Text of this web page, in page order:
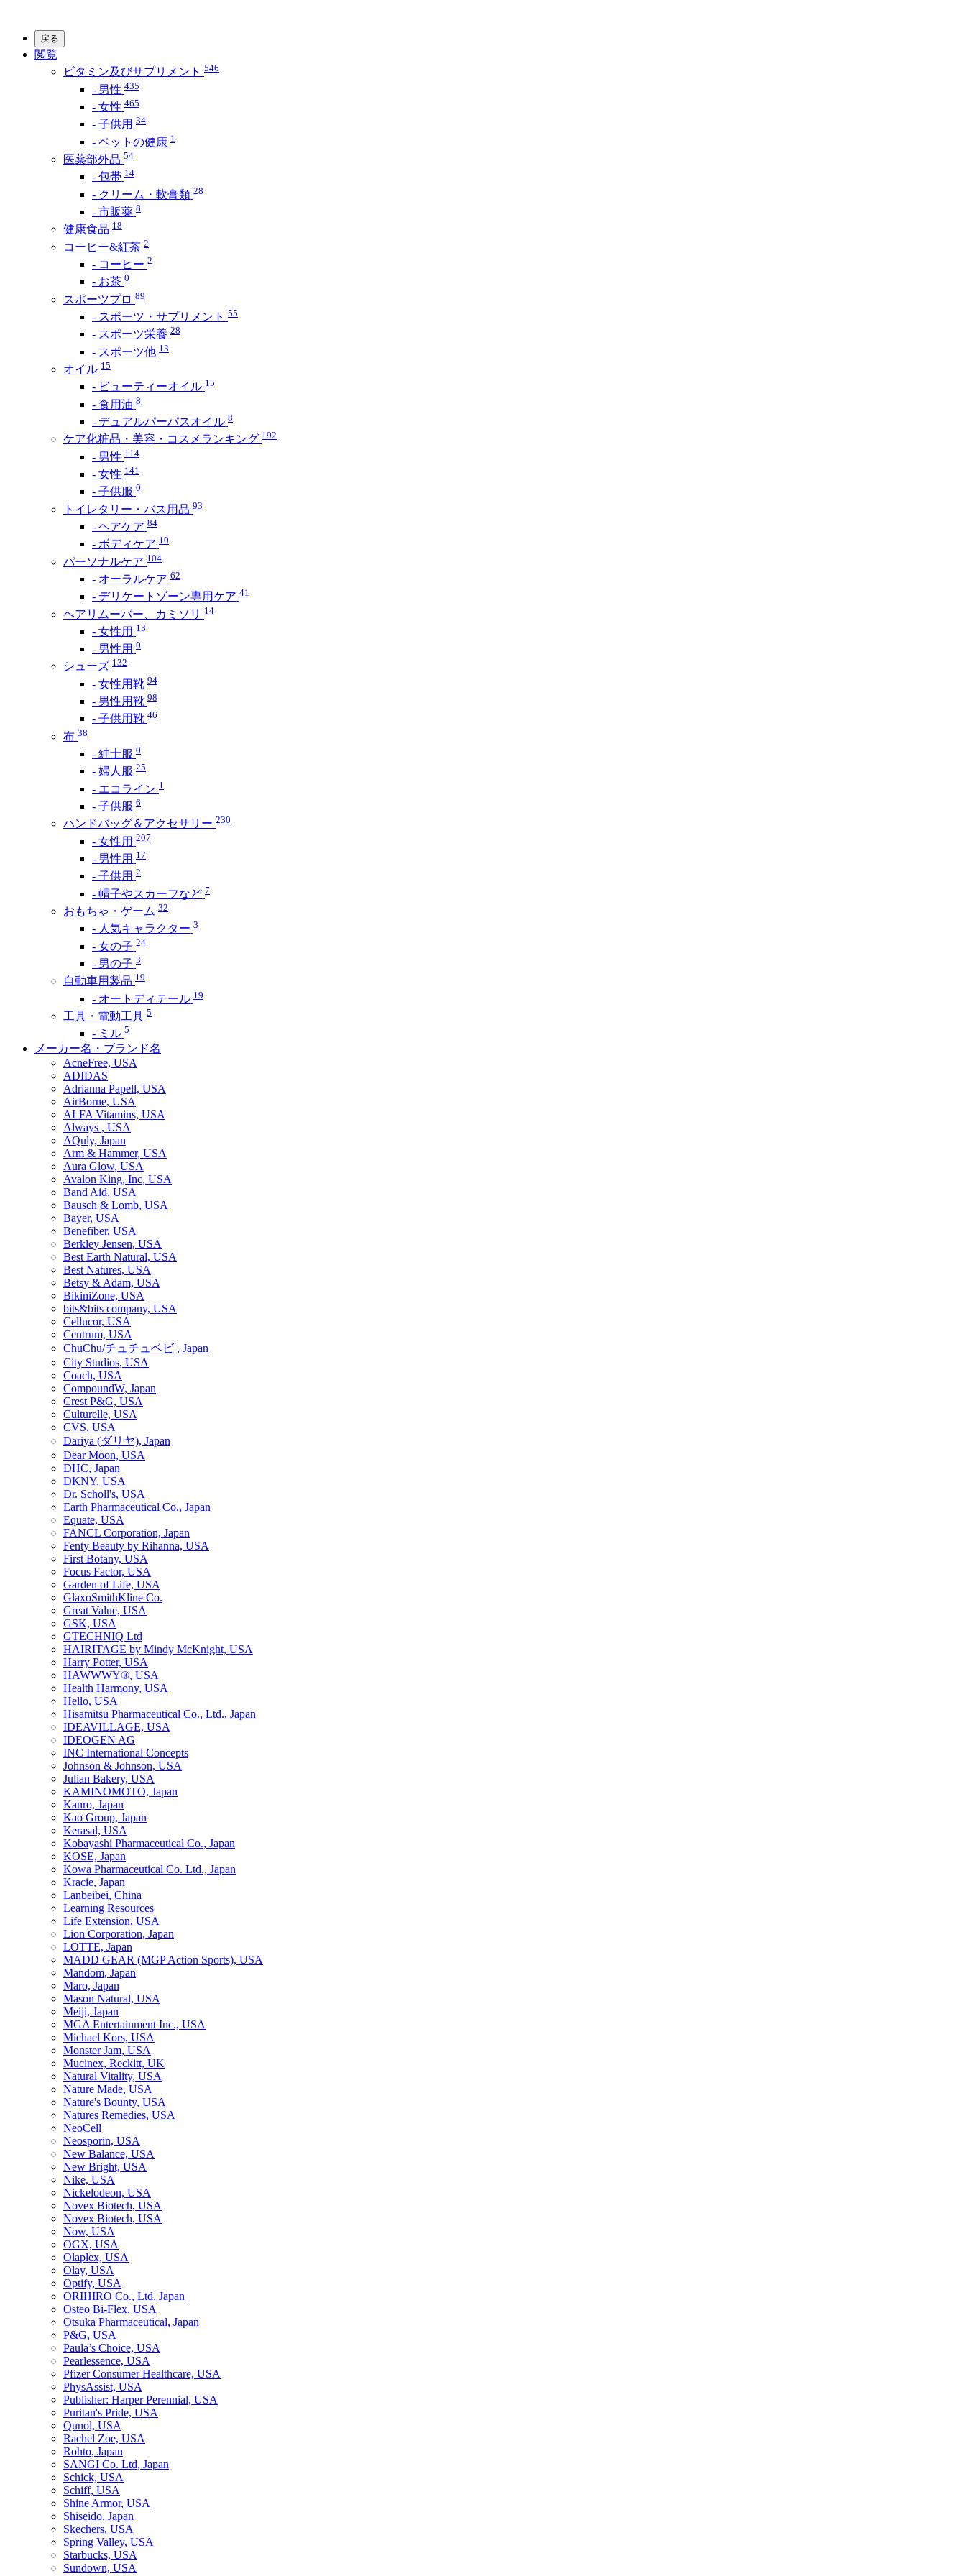
戻る
閲覧
ビタミン及びサプリメント 546
- 男性 435
- 女性 465
- 子供用 34
- ペットの健康 1
医薬部外品 54
- 包帯 14
- クリーム・軟膏類 28
- 市販薬 8
健康食品 18
コーヒー&紅茶 2
- コーヒー 2
- お茶 0
スポーツプロ 89
- スポーツ・サプリメント 55
- スポーツ栄養 28
- スポーツ他 13
オイル 15
- ビューティーオイル 15
- 食用油 8
- デュアルパーパスオイル 8
ケア化粧品・美容・コスメランキング 192
- 男性 114
- 女性 141
- 子供服 0
トイレタリー・バス用品 93
- ヘアケア 84
- ボディケア 10
パーソナルケア 104
- オーラルケア 62
- デリケートゾーン専用ケア 41
ヘアリムーバー、カミソリ 14
- 女性用 13
- 男性用 0
シューズ 132
- 女性用靴 94
- 男性用靴 98
- 子供用靴 46
布 38
- 紳士服 0
- 婦人服 25
- エコライン 1
- 子供服 6
ハンドバッグ＆アクセサリー 230
- 女性用 207
- 男性用 17
- 子供用 2
- 帽子やスカーフなど 7
おもちゃ・ゲーム 32
- 人気キャラクター 3
- 女の子 24
- 男の子 3
自動車用製品 19
- オートディテール 19
工具・電動工具 5
- ミル 5
メーカー名・ブランド名
AcneFree, USA
ADIDAS
Adrianna Papell, USA
AirBorne, USA
ALFA Vitamins, USA
Always , USA
AQuly, Japan
Arm & Hammer, USA
Aura Glow, USA
Avalon King, Inc, USA
Band Aid, USA
Bausch & Lomb, USA
Bayer, USA
Benefiber, USA
Berkley Jensen, USA
Best Earth Natural, USA
Best Natures, USA
Betsy & Adam, USA
BikiniZone, USA
bits&bits company, USA
Cellucor, USA
Centrum, USA
ChuChu/チュチュベビ , Japan
City Studios, USA
Coach, USA
CompoundW, Japan
Crest P&G, USA
Culturelle, USA
CVS, USA
Dariya (ダリヤ), Japan
Dear Moon, USA
DHC, Japan
DKNY, USA
Dr. Scholl's, USA
Earth Pharmaceutical Co., Japan
Equate, USA
FANCL Corporation, Japan
Fenty Beauty by Rihanna, USA
First Botany, USA
Focus Factor, USA
Garden of Life, USA
GlaxoSmithKline Co.
Great Value, USA
GSK, USA
GTECHNIQ Ltd
HAIRITAGE by Mindy McKnight, USA
Harry Potter, USA
HAWWWY®, USA
Health Harmony, USA
Hello, USA
Hisamitsu Pharmaceutical Co., Ltd., Japan
IDEAVILLAGE, USA
IDEOGEN AG
INC International Concepts
Johnson & Johnson, USA
Julian Bakery, USA
KAMINOMOTO, Japan
Kanro, Japan
Kao Group, Japan
Kerasal, USA
Kobayashi Pharmaceutical Co., Japan
KOSE, Japan
Kowa Pharmaceutical Co. Ltd., Japan
Kracie, Japan
Lanbeibei, China
Learning Resources
Life Extension, USA
Lion Corporation, Japan
LOTTE, Japan
MADD GEAR (MGP Action Sports), USA
Mandom, Japan
Maro, Japan
Mason Natural, USA
Meiji, Japan
MGA Entertainment Inc., USA
Michael Kors, USA
Monster Jam, USA
Mucinex, Reckitt, UK
Natural Vitality, USA
Nature Made, USA
Nature's Bounty, USA
Natures Remedies, USA
NeoCell
Neosporin, USA
New Balance, USA
New Bright, USA
Nike, USA
Niсkelodeon, USA
Novex Biotech, USA
Novex Biotech, USA
Now, USA
OGX, USA
Olaplex, USA
Olay, USA
Optify, USA
ORIHIRO Co., Ltd, Japan
Osteo Bi-Flex, USA
Otsuka Pharmaceutical, Japan
P&G, USA
Paula’s Choice, USA
Pearlessence, USA
Pfizer Consumer Healthcare, USA
PhysAssist, USA
Publisher: Harper Perennial, USA
Puritan's Pride, USA
Qunol, USA
Rachel Zoe, USA
Rohto, Japan
SANGI Co. Ltd, Japan
Schick, USA
Schiff, USA
Shine Armor, USA
Shiseido, Japan
Skechers, USA
Spring Valley, USA
Starbucks, USA
Sundown, USA